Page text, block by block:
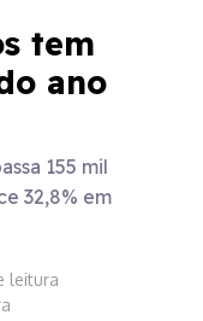
tem
ano
155 mil
32,8% em
leitura